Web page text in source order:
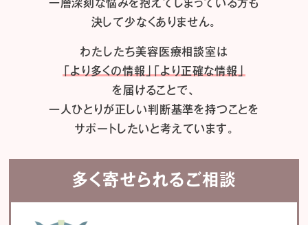
一層深刻な悩みを抱えてしまっている方も
決して少なくありません。
わたしたち美容医療相談室は
「より多くの情報」「より正確な情報」
を届けることで、
一人ひとりが正しい判断基準を持つことを
サポートしたいと考えています。
多く寄せられるご相談